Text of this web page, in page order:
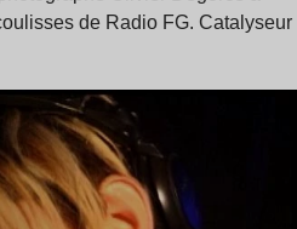
de Radio FG. Catalyseur